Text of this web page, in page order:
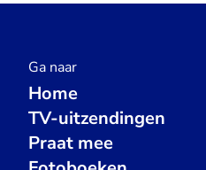
Ga naar
Home
TV-uitzendingen
Praat mee